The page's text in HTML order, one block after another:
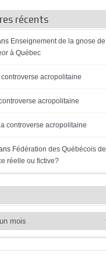
récents
Enseignement de la gnose de
à Québec
controverse acropolitaine
acropolitaine
controverse acropolitaine
Fédération des Québécois de
réelle ou fictive?